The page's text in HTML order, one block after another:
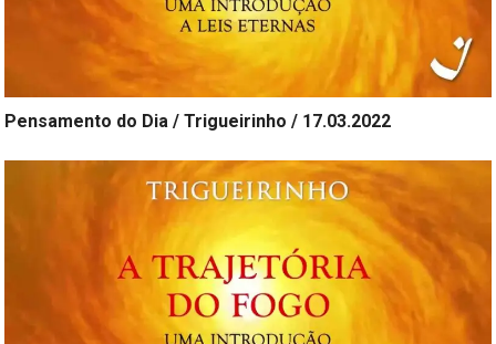
Pensamento do Dia / Trigueirinho / 17.03.2022